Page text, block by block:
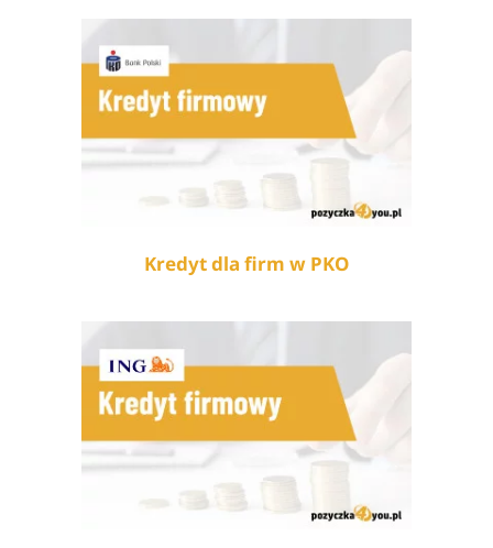
Kredyt dla firm w PKO